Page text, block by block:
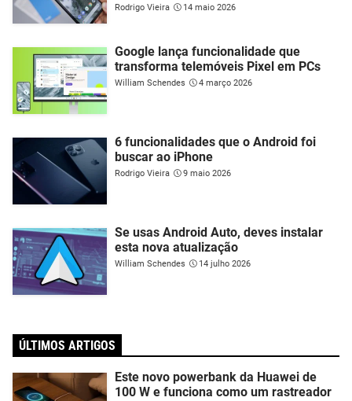
Rodrigo Vieira 14 maio 2026
Google lança funcionalidade que
transforma telemóveis Pixel em PCs
William Schendes 4 março 2026
6 funcionalidades que o Android foi
buscar ao iPhone
Rodrigo Vieira 9 maio 2026
Se usas Android Auto, deves instalar
esta nova atualização
William Schendes 14 julho 2026
ÚLTIMOS ARTIGOS
Este novo powerbank da Huawei de
100 W e funciona como um rastreador